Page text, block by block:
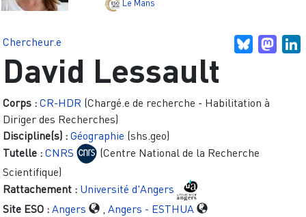
Le Mans
Bluesky
Chercheur.e
David Lessault
Corps : CR-HDR (Chargé.e de recherche - Habilitation à
Diriger des Recherches)
Discipline(s) : Géographie (shs.geo)
Tutelle : CNRS
(Centre National de la Recherche
Scientifique)
Rattachement : Université d'Angers
Site ESO : Angers
Angers - ESTHUA